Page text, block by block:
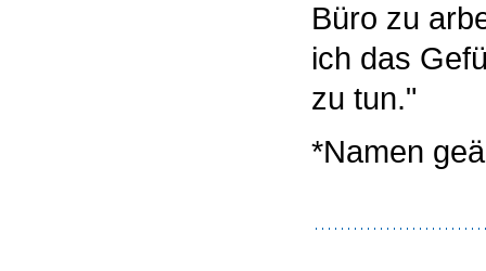
Büro zu
ich das
zu tun."
*Namen